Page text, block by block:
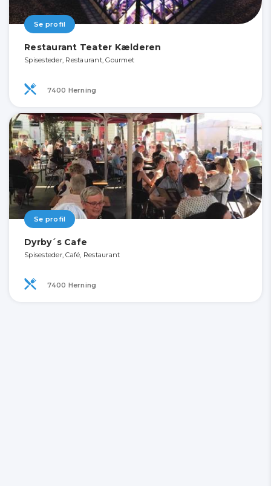
Se profil
Restaurant Teater Kælderen
Spisesteder, Restaurant, Gourmet
7400 Herning
Se profil
Dyrby´s Cafe
Spisesteder, Café, Restaurant
7400 Herning